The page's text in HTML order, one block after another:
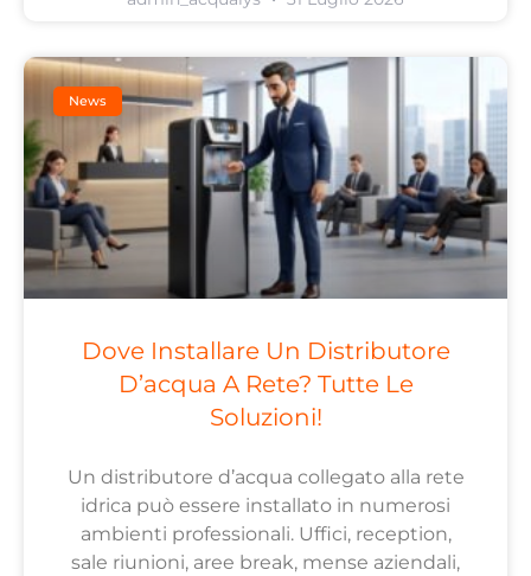
News
Dove Installare Un Distributore
D’acqua A Rete? Tutte Le
Soluzioni!
Un distributore d’acqua collegato alla rete
idrica può essere installato in numerosi
ambienti professionali. Uffici, reception,
sale riunioni, aree break, mense aziendali,